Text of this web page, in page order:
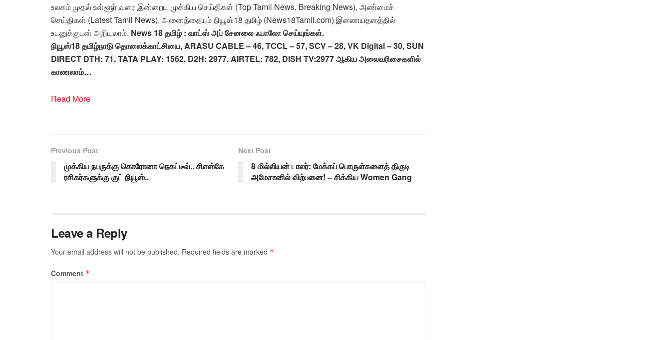
உலகம் முதல் உள்ளூர் வரை இன்றைய முக்கிய செய்திகள் (Top Tamil News, Breaking News), அண்மைச்
செய்திகள் (Latest Tamil News), அனைத்தையும் நியூஸ்18 தமிழ் (News18Tamil.com) இணையதளத்தில்
உடனுக்குடன் அறியலாம். News 18 தமிழ் : வாட்ஸ் அப் சேனலை ஃபாலோ செய்யுங்கள்.
நியூஸ்18 தமிழ்நாடு தொலைக்காட்சியை, ARASU CABLE – 46, TCCL – 57, SCV – 28, VK Digital – 30, SUN
DIRECT DTH: 71, TATA PLAY: 1562, D2H: 2977, AIRTEL: 782, DISH TV:2977 ஆகிய அலைவரிசைகளில்
காணலாம்…
Read More
Previous Post
முக்கிய நபருக்கு கொரோனா நெகட்டீவ்.. சிஎஸ்கே
ரசிகர்களுக்கு குட் நியூஸ்..
Next Post
8 மில்லியன் டாலர்: மேக்கப் பொருள்களைத் திருடி
அமேசானில் விற்பனை! – சிக்கிய Women Gang
Leave a Reply
Your email address will not be published. Required fields are marked *
Comment *